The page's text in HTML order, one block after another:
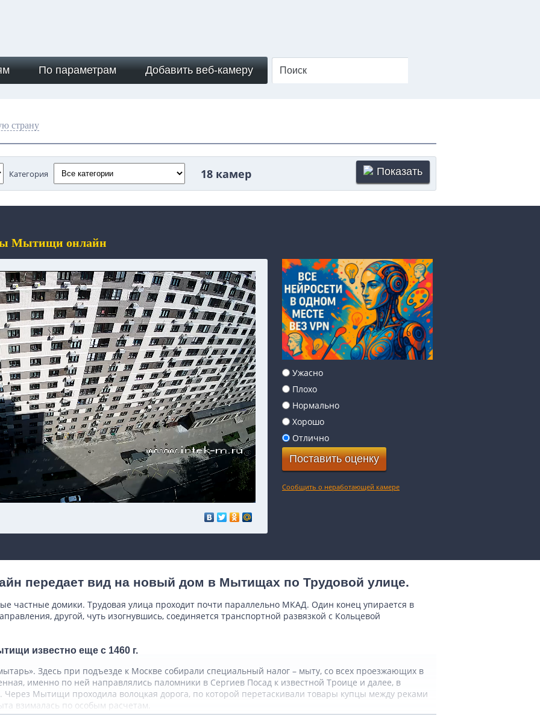
По параметрам Добавить веб-камеру
страну
Категория 18 камер Показать
Мытищи онлайн
Ужасно
Плохо
Нормально
Хорошо
Отлично
Сообщить о неработающей камере
передает вид на новый дом в Мытищах по Трудовой улице.
частные домики. Трудовая улица проходит почти параллельно МКАД. Один конец упирается в
другой, чуть изогнувшись, соединяется транспортной развязкой с Кольцевой
известно еще с 1460 г.
Здесь при подъезде к Москве собирали специальный налог – мыту, со всех проезжающих в
именно по ней направлялись паломники в Сергиев Посад к известной Троице и далее, в
Через Мытищи проходила волоцкая дорога, по которой перетаскивали товары купцы между реками
взималась по особым расчетам.